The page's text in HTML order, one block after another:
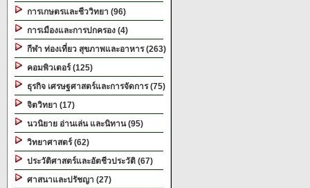
การเกษตรและชีววิทยา (96)
การเมืองและการปกครอง (4)
กีฬา ท่องเที่ยว สุขภาพและอาหาร (263)
คอมพิวเตอร์ (125)
ธุรกิจ เศรษฐศาสตร์และการจัดการ (75)
จิตวิทยา (17)
นวนิยาย อ่านเล่น และนิทาน (95)
วิทยาศาสตร์ (62)
ประวัติศาสตร์และอัตชีวประวัติ (67)
ศาสนาและปรัชญา (27)